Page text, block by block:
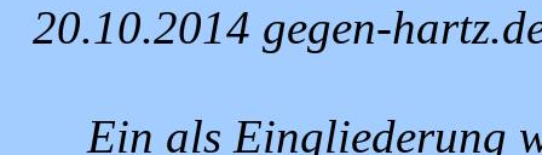
20.10.2014 gegen-
Ein als Eingliederung